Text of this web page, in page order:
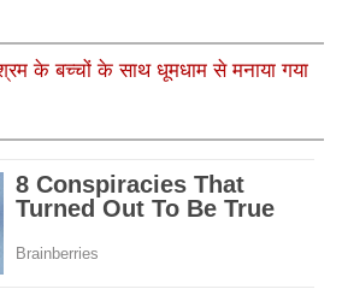
के बच्चों के साथ धूमधाम से मनाया गया